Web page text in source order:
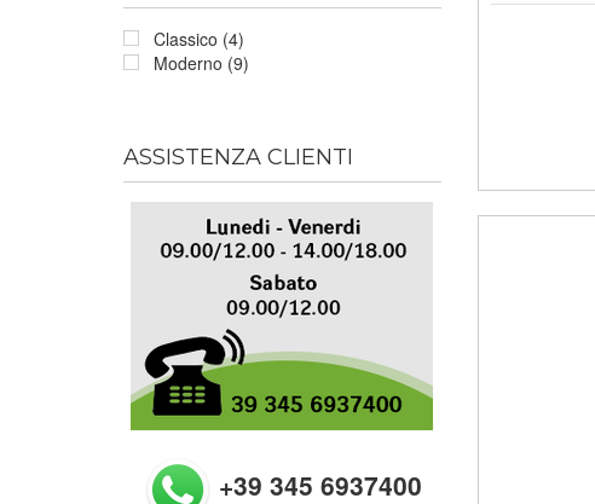
Classico (4)
Moderno (9)
ASSISTENZA CLIENTI
+39 345 6937400